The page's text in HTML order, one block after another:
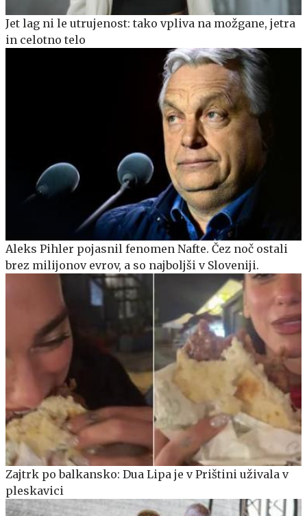
Jet lag ni le utrujenost: tako vpliva na možgane, jetra
in celotno telo
Aleks Pihler pojasnil fenomen Nafte. Čez noč ostali
brez milijonov evrov, a so najboljši v Sloveniji.
Zajtrk po balkansko: Dua Lipa je v Prištini uživala v
pleskavici